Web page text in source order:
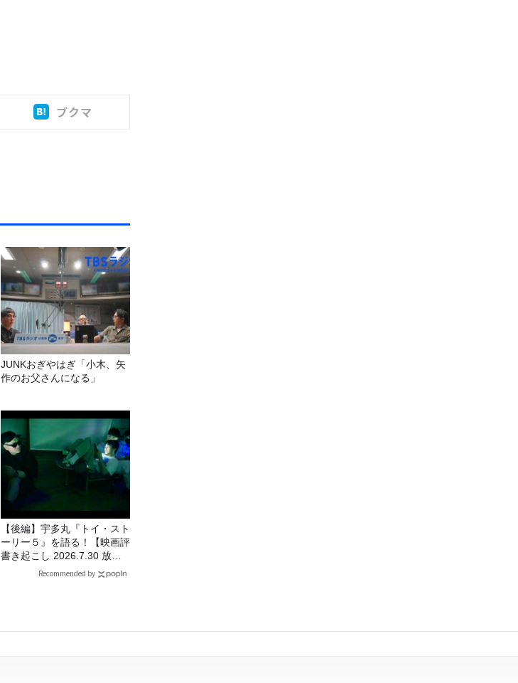
ブクマ
JUNKおぎやはぎ「小木、矢
作のお父さんになる」
【後編】宇多丸『トイ・スト
ーリー５』を語る！【映画評
書き起こし 2026.7.30 放
Recommended by